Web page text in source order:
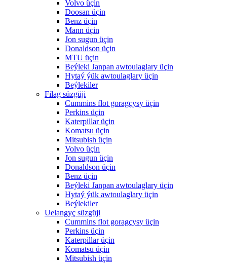
Volvo üçin
Doosan üçin
Benz üçin
Mann üçin
Jon sugun üçin
Donaldson üçin
MTU üçin
Beýleki Janpan awtoulaglary üçin
Hytaý ýük awtoulaglary üçin
Beýlekiler
Filag süzgüji
Cummins flot goragçysy üçin
Perkins üçin
Katerpillar üçin
Komatsu üçin
Mitsubish üçin
Volvo üçin
Jon sugun üçin
Donaldson üçin
Benz üçin
Beýleki Janpan awtoulaglary üçin
Hytaý ýük awtoulaglary üçin
Beýlekiler
Uelangyç süzgüji
Cummins flot goragçysy üçin
Perkins üçin
Katerpillar üçin
Komatsu üçin
Mitsubish üçin